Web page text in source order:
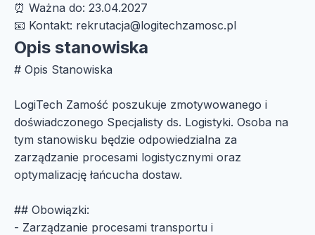
⏰ Ważna do: 23.04.2027
📧 Kontakt: rekrutacja@logitechzamosc.pl
Opis stanowiska
# Opis Stanowiska
LogiTech Zamość poszukuje zmotywowanego i
doświadczonego Specjalisty ds. Logistyki. Osoba na
tym stanowisku będzie odpowiedzialna za
zarządzanie procesami logistycznymi oraz
optymalizację łańcucha dostaw.
## Obowiązki:
- Zarządzanie procesami transportu i